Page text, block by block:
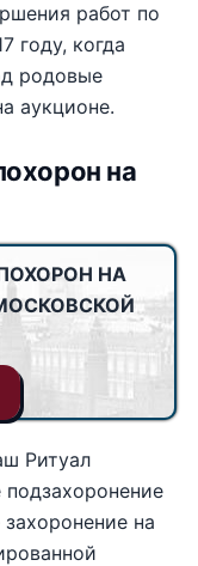
работ по
году, когда
родовые
аукционе.
на
НА
Ритуал
на